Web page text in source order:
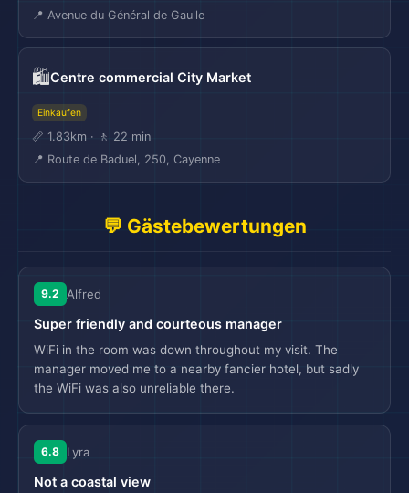
📍 Avenue du Général de Gaulle
🛍️Centre commercial City Market
Einkaufen
📏 1.83km · 🚶 22 min
📍 Route de Baduel, 250, Cayenne
💬 Gästebewertungen
9.2 Alfred
Super friendly and courteous manager
WiFi in the room was down throughout my visit. The
manager moved me to a nearby fancier hotel, but sadly
the WiFi was also unreliable there.
6.8 Lyra
Not a coastal view